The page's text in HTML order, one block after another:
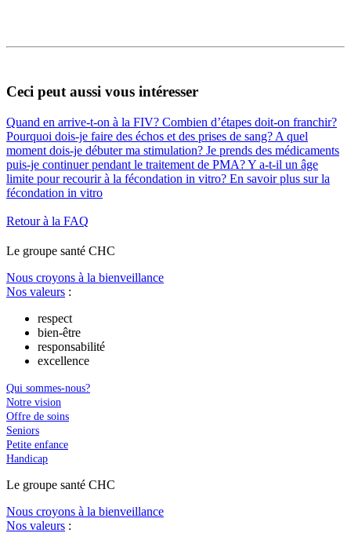
Ceci peut aussi vous intéresser
Quand en arrive-t-on à la FIV? Combien d’étapes doit-on franchir?
Pourquoi dois-je faire des échos et des prises de sang? A quel
moment dois-je débuter ma stimulation? Je prends des médicaments
puis-je continuer pendant le traitement de PMA?Y a-t-il un âge
limite pour recourir à la fécondation in vitro? En savoir plus sur la
fécondation in vitro
Retour à la FAQ
Le groupe santé CHC
Nous croyons à la bienveillance
Nos valeurs :
respect
bien-être
responsabilité
excellence
Qui sommes-nous?
Notre vision
Offre de soins
Seniors
Petite enfance
Handicap
Le groupe santé CHC
Nous croyons à la bienveillance
Nos valeurs :